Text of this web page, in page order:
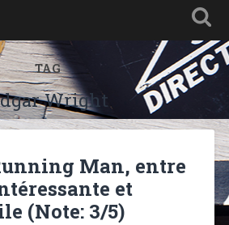
TAG
Wright
Man, entre
et
(Note: 3/5)